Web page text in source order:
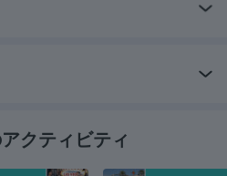
クティビティ